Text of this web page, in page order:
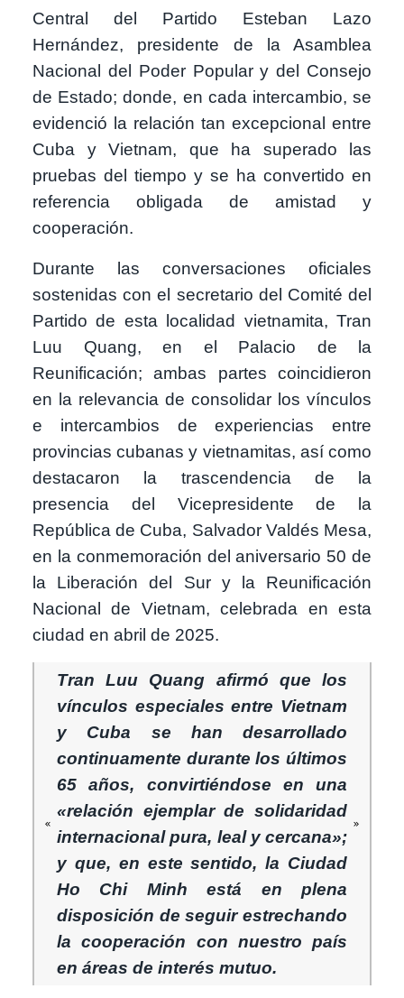
Central del Partido Esteban Lazo
Hernández, presidente de la Asamblea
Nacional del Poder Popular y del Consejo
de Estado; donde, en cada intercambio, se
evidenció la relación tan excepcional entre
Cuba y Vietnam, que ha superado las
pruebas del tiempo y se ha convertido en
referencia obligada de amistad y
cooperación.
Durante las conversaciones oficiales
sostenidas con el secretario del Comité del
Partido de esta localidad vietnamita, Tran
Luu Quang, en el Palacio de la
Reunificación; ambas partes coincidieron
en la relevancia de consolidar los vínculos
e intercambios de experiencias entre
provincias cubanas y vietnamitas, así como
destacaron la trascendencia de la
presencia del Vicepresidente de la
República de Cuba, Salvador Valdés Mesa,
en la conmemoración del aniversario 50 de
la Liberación del Sur y la Reunificación
Nacional de Vietnam, celebrada en esta
ciudad en abril de 2025.
Tran Luu Quang afirmó que los
vínculos especiales entre Vietnam
y Cuba se han desarrollado
continuamente durante los últimos
65 años, convirtiéndose en una
«relación ejemplar de solidaridad
internacional pura, leal y cercana»;
y que, en este sentido, la Ciudad
Ho Chi Minh está en plena
disposición de seguir estrechando
la cooperación con nuestro país
en áreas de interés mutuo.